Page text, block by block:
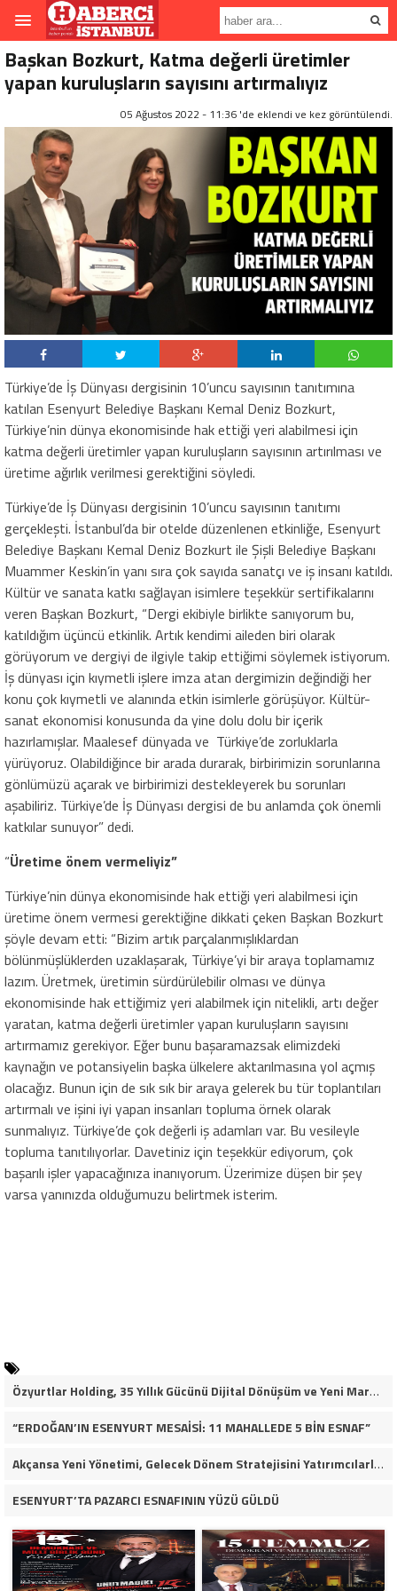
Başkan Bozkurt, Katma değerli üretimler
yapan kuruluşların sayısını artırmalıyız
05 Ağustos 2022 - 11:36 'de eklendi ve kez görüntülendi.
Türkiye’de İş Dünyası dergisinin 10’uncu sayısının tanıtımına
katılan Esenyurt Belediye Başkanı Kemal Deniz Bozkurt,
Türkiye’nin dünya ekonomisinde hak ettiği yeri alabilmesi için
katma değerli üretimler yapan kuruluşların sayısının artırılması ve
üretime ağırlık verilmesi gerektiğini söyledi.
Türkiye’de İş Dünyası dergisinin 10’uncu sayısının tanıtımı
gerçekleşti. İstanbul’da bir otelde düzenlenen etkinliğe, Esenyurt
Belediye Başkanı Kemal Deniz Bozkurt ile Şişli Belediye Başkanı
Muammer Keskin’in yanı sıra çok sayıda sanatçı ve iş insanı katıldı.
Kültür ve sanata katkı sağlayan isimlere teşekkür sertifikalarını
veren Başkan Bozkurt, “Dergi ekibiyle birlikte sanıyorum bu,
katıldığım üçüncü etkinlik. Artık kendimi aileden biri olarak
görüyorum ve dergiyi de ilgiyle takip ettiğimi söylemek istiyorum.
İş dünyası için kıymetli işlere imza atan dergimizin değindiği her
konu çok kıymetli ve alanında etkin isimlerle görüşüyor. Kültür-
sanat ekonomisi konusunda da yine dolu dolu bir içerik
hazırlamışlar. Maalesef dünyada ve Türkiye’de zorluklarla
yürüyoruz. Olabildiğince bir arada durarak, birbirimizin sorunlarına
gönlümüzü açarak ve birbirimizi destekleyerek bu sorunları
aşabiliriz. Türkiye’de İş Dünyası dergisi de bu anlamda çok önemli
katkılar sunuyor” dedi.
“Üretime önem vermeliyiz”
Türkiye’nin dünya ekonomisinde hak ettiği yeri alabilmesi için
üretime önem vermesi gerektiğine dikkati çeken Başkan Bozkurt
şöyle devam etti: “Bizim artık parçalanmışlıklardan
bölünmüşlüklerden uzaklaşarak, Türkiye’yi bir araya toplamamız
lazım. Üretmek, üretimin sürdürülebilir olması ve dünya
ekonomisinde hak ettiğimiz yeri alabilmek için nitelikli, artı değer
yaratan, katma değerli üretimler yapan kuruluşların sayısını
artırmamız gerekiyor. Eğer bunu başaramazsak elimizdeki
kaynağın ve potansiyelin başka ülkelere aktarılmasına yol açmış
olacağız. Bunun için de sık sık bir araya gelerek bu tür toplantıları
artırmalı ve işini iyi yapan insanları topluma örnek olarak
sunmalıyız. Türkiye’de çok değerli iş adamları var. Bu vesileyle
topluma tanıtılıyorlar. Davetiniz için teşekkür ediyorum, çok
başarılı işler yapacağınıza inanıyorum. Üzerimize düşen bir şey
varsa yanınızda olduğumuzu belirtmek isterim.
Özyurtlar Holding, 35 Yıllık Gücünü Dijital Dönüşüm ve Yeni Marka Stratejisiyle Geleceğe Taşıyor
“ERDOĞAN’IN ESENYURT MESAİSİ: 11 MAHALLEDE 5 BİN ESNAF”
Akçansa Yeni Yönetimi, Gelecek Dönem Stratejisini Yatırımcılarla Paylaştı
ESENYURT’TA PAZARCI ESNAFININ YÜZÜ GÜLDÜ